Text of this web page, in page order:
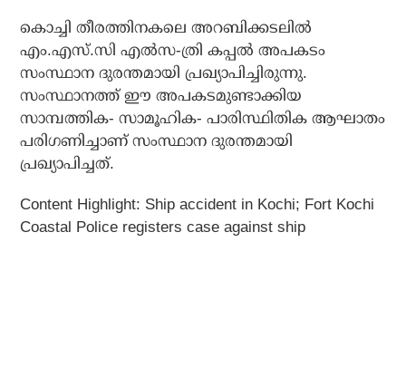
കൊച്ചി തീരത്തിനകലെ അറബിക്കടലില്‍
എം.എസ്.സി എല്‍സ-ത്രി കപ്പല്‍ അപകടം
സംസ്ഥാന ദുരന്തമായി പ്രഖ്യാപിച്ചിരുന്നു.
സംസ്ഥാനത്ത് ഈ അപകടമുണ്ടാക്കിയ
സാമ്പത്തിക- സാമൂഹിക- പാരിസ്ഥിതിക ആഘാതം
പരിഗണിച്ചാണ് സംസ്ഥാന ദുരന്തമായി
പ്രഖ്യാപിച്ചത്.
Content Highlight: Ship accident in Kochi; Fort Kochi
Coastal Police registers case against ship